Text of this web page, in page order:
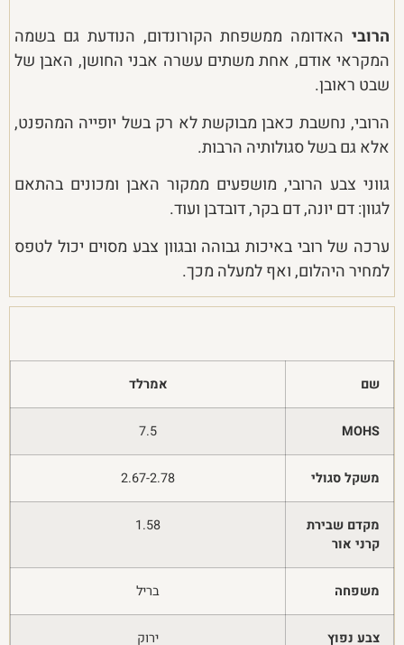
הרובי האדומה ממשפחת הקורונדום, הנודעת גם בשמה
המקראי אודם, אחת משתים עשרה אבני החושן, האבן של
שבט ראובן.
הרובי, נחשבת כאבן מבוקשת לא רק בשל יופייה המהפנט,
אלא גם בשל סגולותיה הרבות.
גווני צבע הרובי, מושפעים ממקור האבן ומכונים בהתאם
לגוון: דם יונה, דם בקר, דובדבן ועוד.
ערכה של רובי באיכות גבוהה ובגוון צבע מסוים יכול לטפס
למחיר היהלום, ואף למעלה מכך.
שם אמרלד
MOHS
7.5
משקל סגולי 2.67-2.78
מקדם שבירת
קרני אור
1.58
משפחה בריל
צבע נפוץ ירוק